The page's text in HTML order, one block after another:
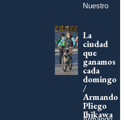
Nuestro
La
ciudad
que
ganamos
cada
domingo
/
Armando
Pliego
Ihikawa